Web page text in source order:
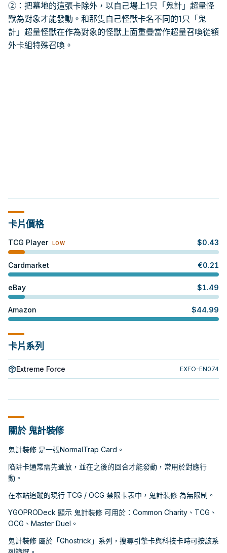
②：把墓地的這張卡除外，以自己場上1只「鬼計」超量怪
獸為對象才能發動。和那隻自己怪獸卡名不同的1只「鬼
計」超量怪獸在作為對象的怪獸上面重疊當作超量召喚從額
外卡組特殊召喚。
卡片價格
TCG Player LOW $0.43
Cardmarket €0.21
eBay $1.49
Amazon $44.99
卡片系列
Extreme Force EXFO-EN074
關於 鬼計裝修
鬼計裝修 是一張NormalTrap Card。
陷阱卡通常需先蓋放，並在之後的回合才能發動，常用於對應行
動。
在本站追蹤的現行 TCG / OCG 禁限卡表中，鬼計裝修 為無限制。
YGOPRODeck 顯示 鬼計裝修 可用於：Common Charity、TCG、
OCG、Master Duel。
鬼計裝修 屬於「Ghostrick」系列，搜尋引擎卡與科技卡時可按該系